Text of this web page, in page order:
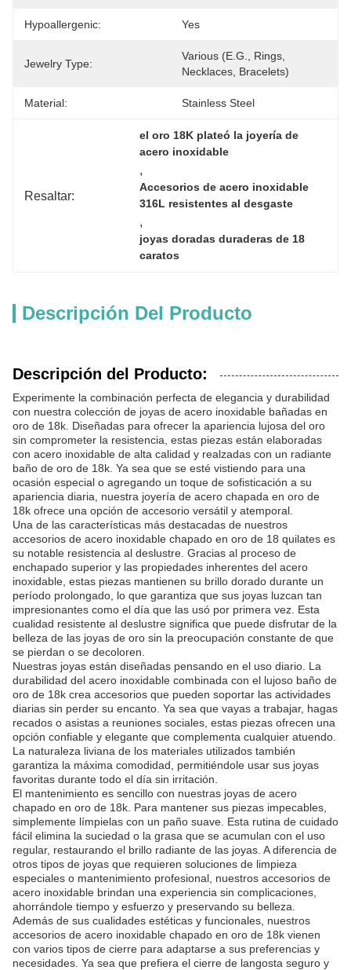
Hypoallergenic: Yes
Jewelry Type:
Various (e.g., Rings,
Necklaces, Bracelets)
Material: Stainless Steel
Resaltar:
el oro 18K plateó la joyería de
acero inoxidable
,
Accesorios de acero inoxidable
316L resistentes al desgaste
,
joyas doradas duraderas de 18
caratos
Descripción Del Producto
Descripción del Producto:
Experimente la combinación perfecta de elegancia y durabilidad
con nuestra colección de joyas de acero inoxidable bañadas en
oro de 18k. Diseñadas para ofrecer la apariencia lujosa del oro
sin comprometer la resistencia, estas piezas están elaboradas
con acero inoxidable de alta calidad y realzadas con un radiante
baño de oro de 18k. Ya sea que se esté vistiendo para una
ocasión especial o agregando un toque de sofisticación a su
apariencia diaria, nuestra joyería de acero chapada en oro de
18k ofrece una opción de accesorio versátil y atemporal.
Una de las características más destacadas de nuestros
accesorios de acero inoxidable chapado en oro de 18 quilates es
su notable resistencia al deslustre. Gracias al proceso de
enchapado superior y las propiedades inherentes del acero
inoxidable, estas piezas mantienen su brillo dorado durante un
período prolongado, lo que garantiza que sus joyas luzcan tan
impresionantes como el día que las usó por primera vez. Esta
cualidad resistente al deslustre significa que puede disfrutar de la
belleza de las joyas de oro sin la preocupación constante de que
se pierdan o se decoloren.
Nuestras joyas están diseñadas pensando en el uso diario. La
durabilidad del acero inoxidable combinada con el lujoso baño de
oro de 18k crea accesorios que pueden soportar las actividades
diarias sin perder su encanto. Ya sea que vayas a trabajar, hagas
recados o asistas a reuniones sociales, estas piezas ofrecen una
opción confiable y elegante que complementa cualquier atuendo.
La naturaleza liviana de los materiales utilizados también
garantiza la máxima comodidad, permitiéndole usar sus joyas
favoritas durante todo el día sin irritación.
El mantenimiento es sencillo con nuestras joyas de acero
chapado en oro de 18k. Para mantener sus piezas impecables,
simplemente límpielas con un paño suave. Esta rutina de cuidado
fácil elimina la suciedad o la grasa que se acumulan con el uso
regular, restaurando el brillo radiante de las joyas. A diferencia de
otros tipos de joyas que requieren soluciones de limpieza
especiales o mantenimiento profesional, nuestros accesorios de
acero inoxidable brindan una experiencia sin complicaciones,
ahorrándole tiempo y esfuerzo y preservando su belleza.
Además de sus cualidades estéticas y funcionales, nuestros
accesorios de acero inoxidable chapado en oro de 18k vienen
con varios tipos de cierre para adaptarse a sus preferencias y
necesidades. Ya sea que prefiera el cierre de langosta seguro y